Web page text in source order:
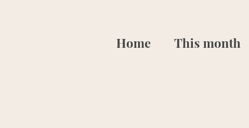
Home This month